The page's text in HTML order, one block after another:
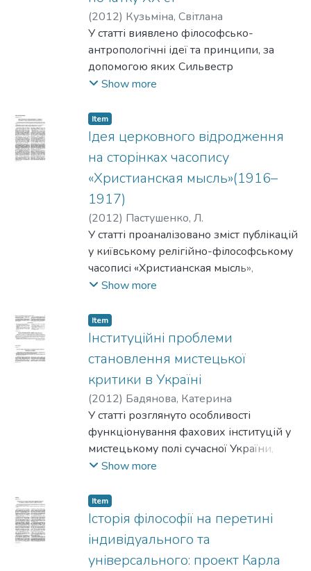
(2012) Кузьміна, Світлана
У статті виявлено філософсько-
антропологічні ідеї та принципи, за
допомогою яких Сильвестр
Гогоцький, Памфіл Юркевич, Маркелін
обґрунтовують можливість виховання.
Show more
Item
Ідея церковного відродження
на сторінках часопису
«Христианская мысль»(1916–
1917)
(2012) Пастушенко, Л.
У статті проаналізовано зміст публікацій
у київському релігійно-філософському
часописі «Христианская мысль»,
присвячених питанням реформування
початку
ХХ ст.
Show more
Item
Інституційні проблеми
становлення мистецької
критики в Україні
(2012) Бадянова, Катерина
У статті розглянуто особливості
функціонування фахових інституцій у
мистецькому полі сучасної України,
зокрема стан і статус інституту
Show more
Item
Історія філософії на перетині
індивідуального та
універсального: проект Карла